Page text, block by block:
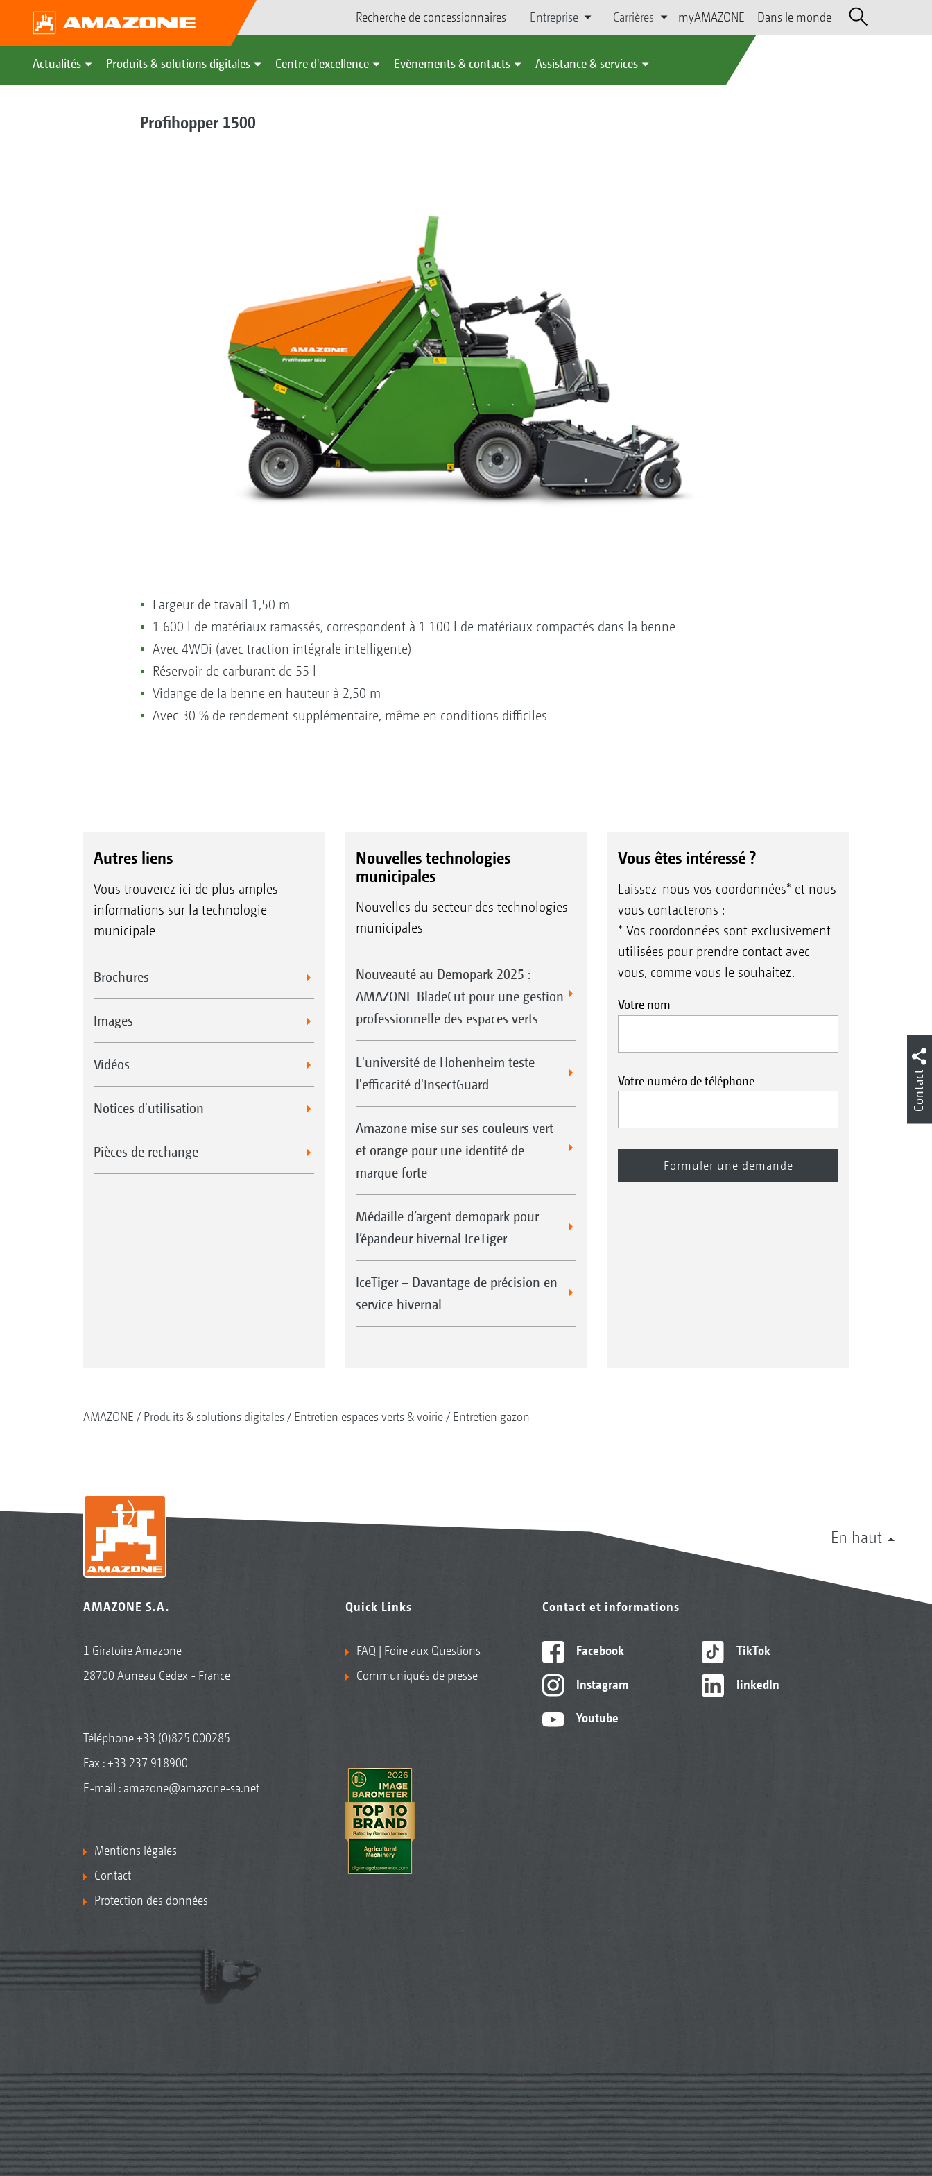
Recherche de concessionnaires Entreprise Carrières myAMAZONE Dans le monde
Actualités Produits & solutions digitales Centre d'excellence Evènements & contacts Assistance & services
Profihopper 1500
Largeur de travail 1,50 m
1 600 l de matériaux ramassés, correspondent à 1 100 l de matériaux compactés dans la benne
Avec 4WDi (avec traction intégrale intelligente)
Réservoir de carburant de 55 l
Vidange de la benne en hauteur à 2,50 m
Avec 30 % de rendement supplémentaire, même en conditions difficiles
Autres liens
Vous trouverez ici de plus amples
informations sur la technologie
municipale
Brochures
Images
Vidéos
Notices d'utilisation
Pièces de rechange
Nouvelles technologies
municipales
Nouvelles du secteur des technologies
municipales
Nouveauté au Demopark 2025 :
AMAZONE BladeCut pour une gestion
professionnelle des espaces verts
L'université de Hohenheim teste
l'efficacité d'InsectGuard
Amazone mise sur ses couleurs vert
et orange pour une identité de
marque forte
Médaille d’argent demopark pour
l’épandeur hivernal IceTiger
IceTiger – Davantage de précision en
service hivernal
Vous êtes intéressé ?
Laissez-nous vos coordonnées* et nous
vous contacterons :
* Vos coordonnées sont exclusivement
utilisées pour prendre contact avec
vous, comme vous le souhaitez.
Votre nom
Votre numéro de téléphone
AMAZONE Produits & solutions digitales Entretien espaces verts & voirie Entretien gazon
En haut
AMAZONE S.A.
1 Giratoire Amazone
28700 Auneau Cedex - France
Téléphone+33 (0)825 000285
Fax : +33 237 918900
E-mail : amazone@amazone-sa.net
Mentions légales
Contact
Protection des données
Quick Links
FAQ | Foire aux Questions
Communiqués de presse
Contact et informations
Facebook
Instagram
Youtube
TikTok
linkedIn
Contact